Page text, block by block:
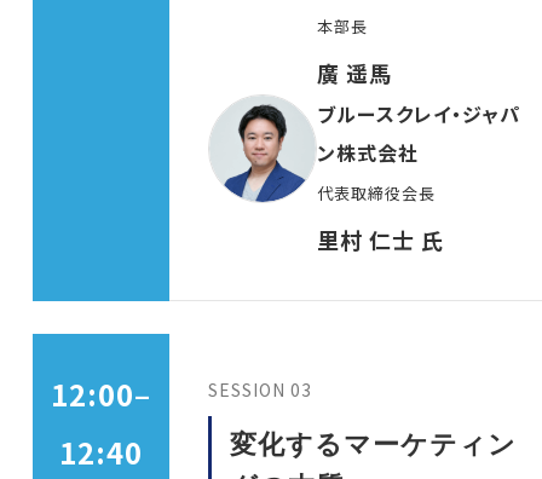
本部長
廣 遥馬
ブルースクレイ・ジャパ
ン株式会社
代表取締役会長
里村 仁士 氏
12:00–
12:40
SESSION 03
変化するマーケティン